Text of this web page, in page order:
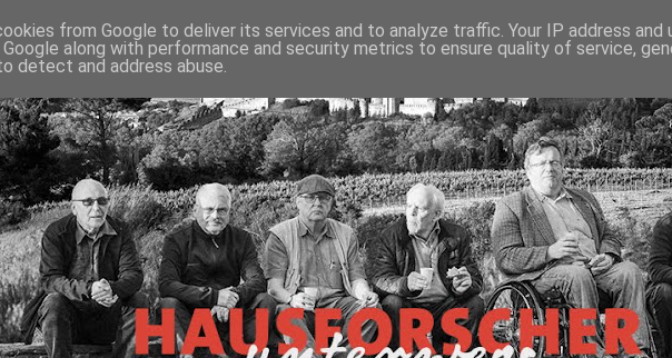
from Google to deliver its services and to analyze traffic. Your IP address and
along with performance and security metrics to ensure quality of service,
detect and address abuse.